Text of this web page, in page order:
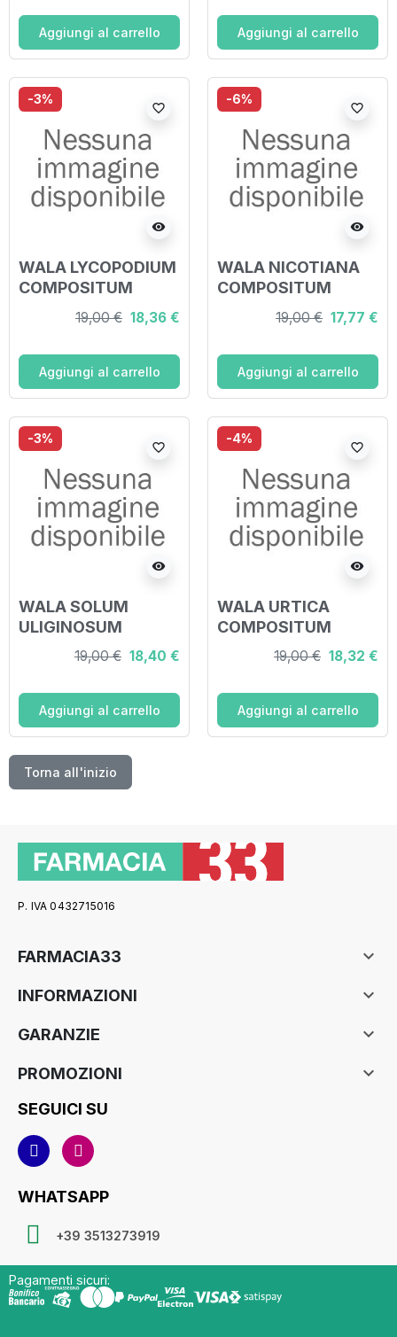
Aggiungi al carrello Aggiungi al carrello
-3%
visibility
favorite_border
WALA LYCOPODIUM
COMPOSITUM
GLOBULI 20 G
19,00 € 18,36 €
Aggiungi al carrello
-6%
visibility
favorite_border
WALA NICOTIANA
COMPOSITUM
GLOBULI 20 G
19,00 € 17,77 €
Aggiungi al carrello
-3%
visibility
favorite_border
WALA SOLUM
ULIGINOSUM
COMPOSITUM
GLOBULI 20 G
19,00 € 18,40 €
Aggiungi al carrello
-4%
visibility
favorite_border
WALA URTICA
COMPOSITUM
GLOBULI 20 G
19,00 € 18,32 €
Aggiungi al carrello
Torna all'inizio
P. IVA 0432715016
FARMACIA33 
INFORMAZIONI 
GARANZIE 
PROMOZIONI 
SEGUICI SU
WHATSAPP
+39 3513273919
Pagamenti sicuri: